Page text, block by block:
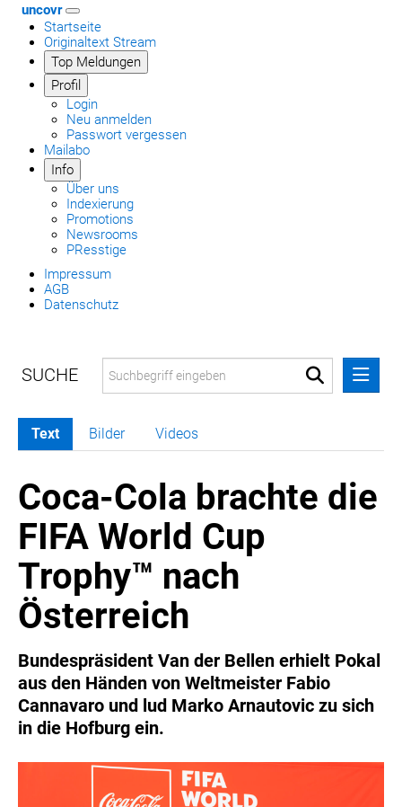
uncovr
Startseite
Originaltext Stream
Top Meldungen
Profil
Login
Neu anmelden
Passwort vergessen
Mailabo
Info
Über uns
Indexierung
Promotions
Newsrooms
PResstige
Impressum
AGB
Datenschutz
MELDUNGEN
COCA-COLA
COCA-COLA HBC ÖSTERREICH
RÖMERQUELLE
ÖSTERREICHISCHE SPORTHILFE
KESCH
BARFLY'S CLUB
SPORTS MEDIA AUSTRIA
CULINARIUS
RECYCLEMICH-INITIATIVE
VIER HOCH VIER
Text Bilder Videos
Coca-Cola brachte die
FIFA World Cup
Trophy™ nach
Österreich
Bundespräsident Van der Bellen erhielt Pokal
aus den Händen von Weltmeister Fabio
Cannavaro und lud Marko Arnautovic zu sich
in die Hofburg ein.